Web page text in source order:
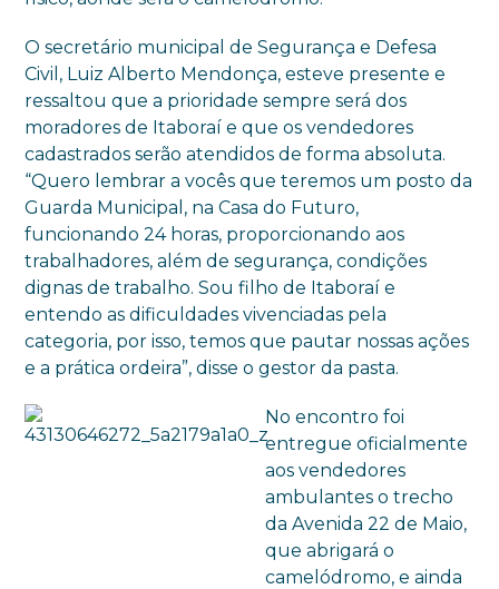
O secretário municipal de Segurança e Defesa
Civil, Luiz Alberto Mendonça, esteve presente e
ressaltou que a prioridade sempre será dos
moradores de Itaboraí e que os vendedores
cadastrados serão atendidos de forma absoluta.
“Quero lembrar a vocês que teremos um posto da
Guarda Municipal, na Casa do Futuro,
funcionando 24 horas, proporcionando aos
trabalhadores, além de segurança, condições
dignas de trabalho. Sou filho de Itaboraí e
entendo as dificuldades vivenciadas pela
categoria, por isso, temos que pautar nossas ações
e a prática ordeira”, disse o gestor da pasta.
No encontro foi
entregue oficialmente
aos vendedores
ambulantes o trecho
da Avenida 22 de Maio,
que abrigará o
camelódromo, e ainda